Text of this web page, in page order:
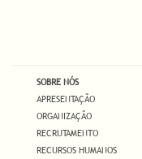
SOBRE NÓS
APRESENTAÇÃO
ORGANIZAÇÃO
RECRUTAMENTO
RECURSOS HUMANOS